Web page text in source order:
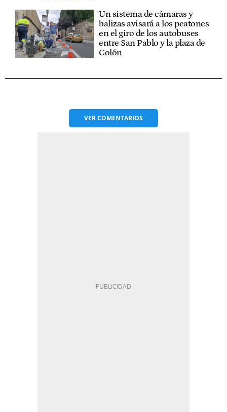
Un sistema de cámaras y
balizas avisará a los peatones
en el giro de los autobuses
entre San Pablo y la plaza de
Colón
VERCOMENTARIOS